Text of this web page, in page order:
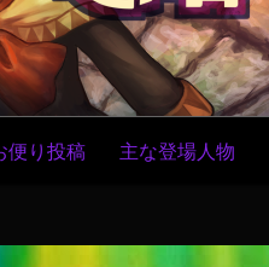
便り投稿 主な登場人物